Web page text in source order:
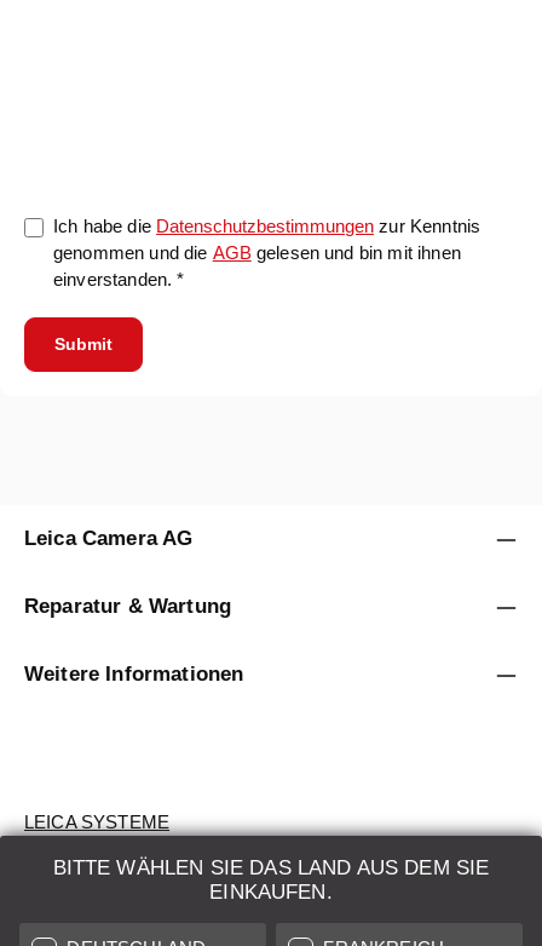
Ich habe die Datenschutzbestimmungen zur Kenntnis
genommen und die AGBgelesen und bin mit ihnen
einverstanden. *
Submit
BITTE WÄHLEN SIE DAS LAND AUS DEM SIE
EINKAUFEN.
Leica Camera AG
Reparatur & Wartung
Weitere Informationen
LEICA SYSTEME
BEWERTUNG